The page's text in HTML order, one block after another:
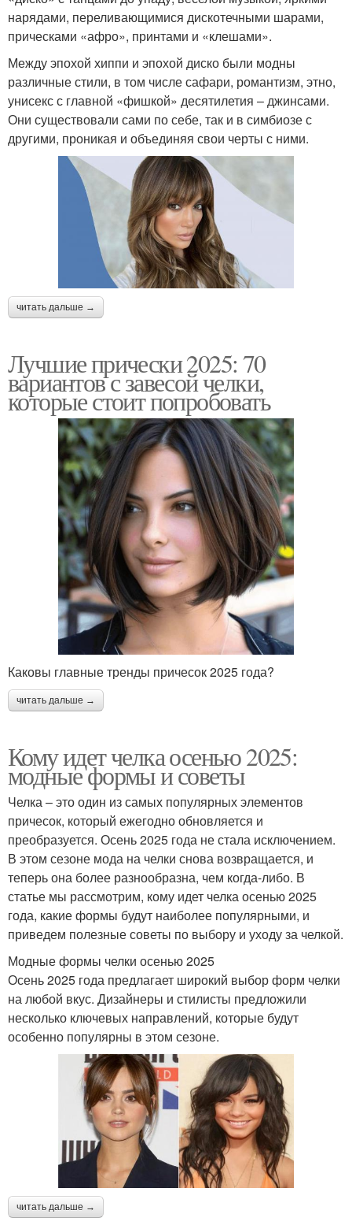
нарядами, переливающимися дискотечными шарами,
прическами «афро», принтами и «клешами».
Между эпохой хиппи и эпохой диско были модны
различные стили, в том числе сафари, романтизм, этно,
унисекс с главной «фишкой» десятилетия – джинсами.
Они существовали сами по себе, так и в симбиозе с
другими, проникая и объединяя свои черты с ними.
читать дальше →
Лучшие прически 2025: 70
вариантов с завесой челки,
которые стоит попробовать
Каковы главные тренды причесок 2025 года?
читать дальше →
Кому идет челка осенью 2025:
модные формы и советы
Челка – это один из самых популярных элементов
причесок, который ежегодно обновляется и
преобразуется. Осень 2025 года не стала исключением.
В этом сезоне мода на челки снова возвращается, и
теперь она более разнообразна, чем когда-либо. В
статье мы рассмотрим, кому идет челка осенью 2025
года, какие формы будут наиболее популярными, и
приведем полезные советы по выбору и уходу за челкой.
Модные формы челки осенью 2025
Осень 2025 года предлагает широкий выбор форм челки
на любой вкус. Дизайнеры и стилисты предложили
несколько ключевых направлений, которые будут
особенно популярны в этом сезоне.
читать дальше →